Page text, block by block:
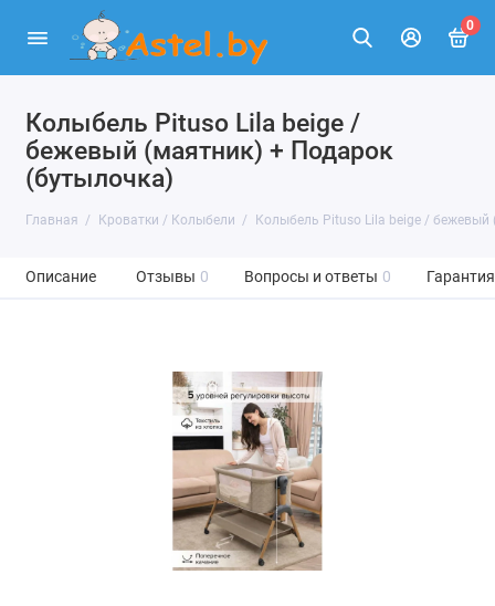
0
Колыбель Pituso Lila beige /
бежевый (маятник) + Подарок
(бутылочка)
Главная Кроватки / Колыбели Колыбель Pituso Lila beige /
Описание Отзывы 0 Вопросы и ответы 0 Гарантия